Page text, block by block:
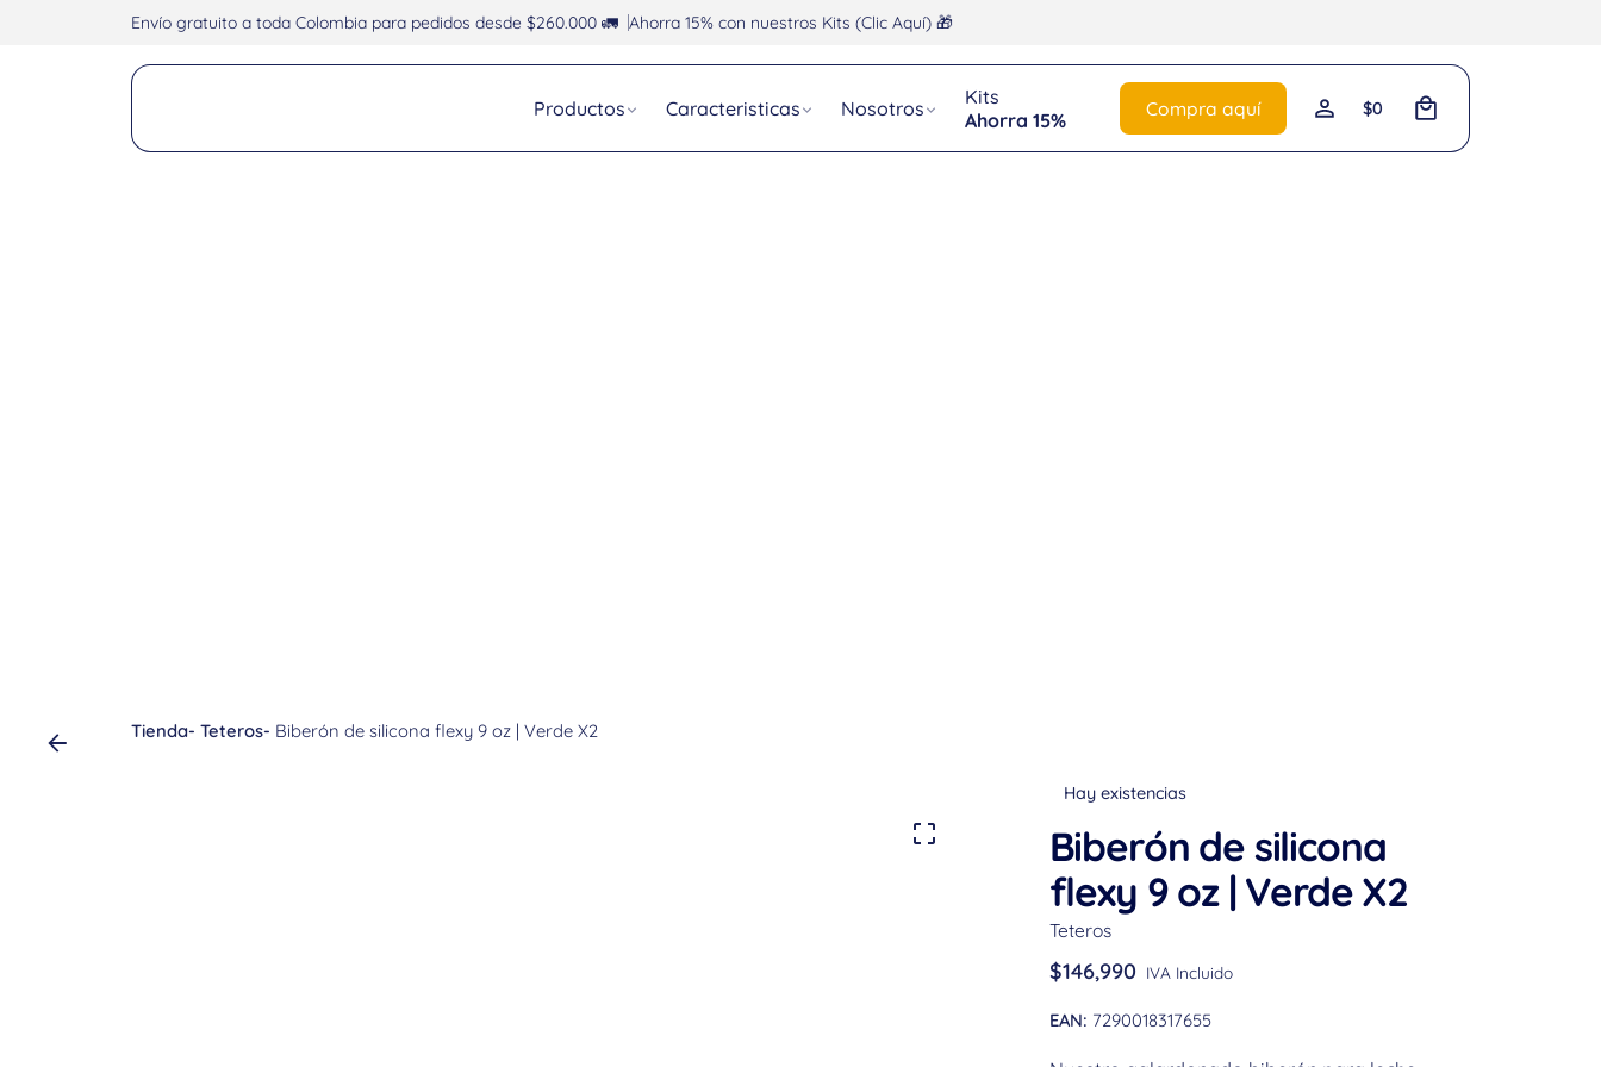
Envío gratuito a toda Colombia para pedidos desde $260.000 🚛 Ahorra 15% con nuestros Kits (Clic Aquí) 🎁
Productos Caracteristicas Nosotros
Kits
Ahorra 15%
Compra aquí $0
Tienda-Teteros- Biberón de silicona flexy 9 oz | Verde X2
Hay existencias
Biberón de silicona
flexy 9 oz | Verde X2
Teteros
$146,990 IVA Incluido
EAN: 7290018317655